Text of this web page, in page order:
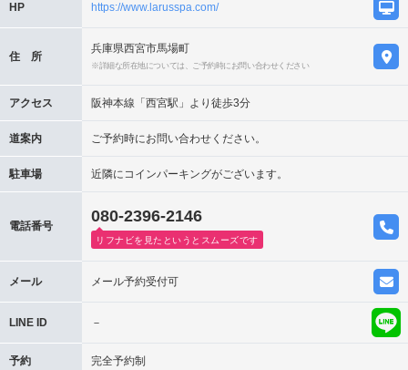
HP https://www.larusspa.com/
住 所
兵庫県西宮市馬場町
※詳細な所在地については、ご予約時にお問い合わせください
アクセス 阪神本線「西宮駅」より徒歩3分
道案内 ご予約時にお問い合わせください。
駐車場 近隣にコインパーキングがございます。
電話番号
080-2396-2146
リフナビを見たというとスムーズです
メール メール予約受付可
LINE ID －
予約 完全予約制